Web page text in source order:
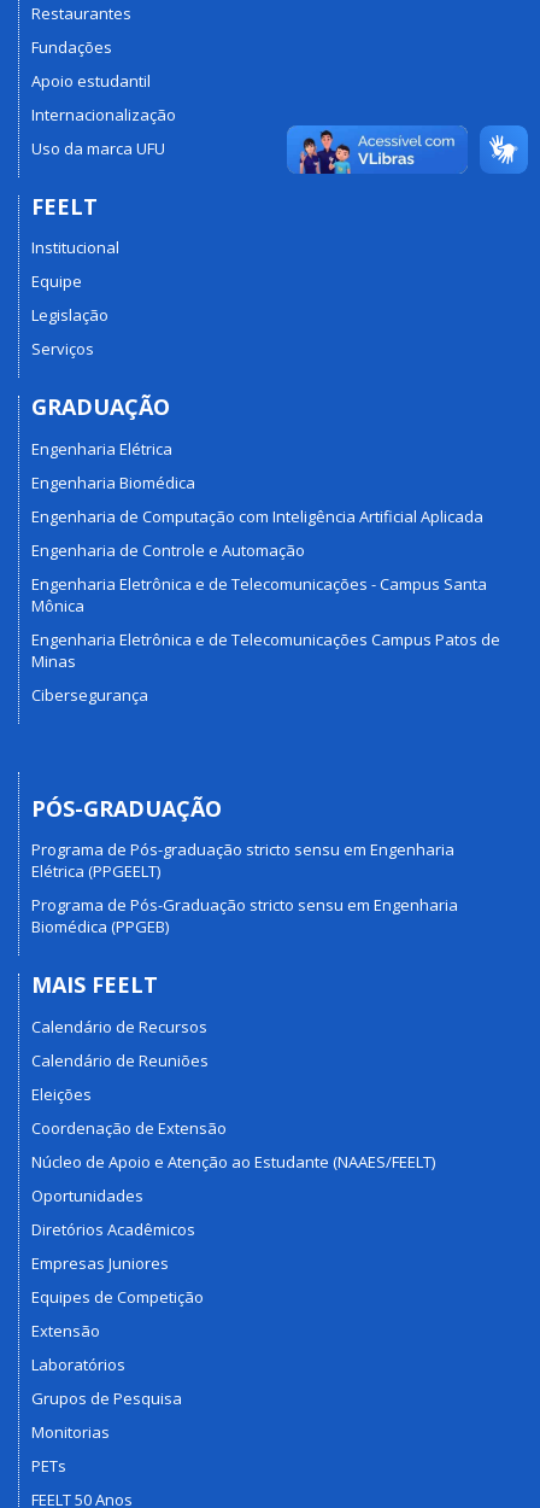
Restaurantes
Fundações
Apoio estudantil
Internacionalização
Uso da marca UFU
FEELT
Institucional
Equipe
Legislação
Serviços
GRADUAÇÃO
Engenharia Elétrica
Engenharia Biomédica
Engenharia de Computação com Inteligência Artificial Aplicada
Engenharia de Controle e Automação
Engenharia Eletrônica e de Telecomunicações - Campus Santa
Mônica
Engenharia Eletrônica e de Telecomunicações Campus Patos de
Minas
Cibersegurança
PÓS-GRADUAÇÃO
Programa de Pós-graduação stricto sensu em Engenharia
Elétrica (PPGEELT)
Programa de Pós-Graduação stricto sensu em Engenharia
Biomédica (PPGEB)
MAIS FEELT
Calendário de Recursos
Calendário de Reuniões
Eleições
Coordenação de Extensão
Núcleo de Apoio e Atenção ao Estudante (NAAES/FEELT)
Oportunidades
Diretórios Acadêmicos
Empresas Juniores
Equipes de Competição
Extensão
Laboratórios
Grupos de Pesquisa
Monitorias
PETs
FEELT 50 Anos